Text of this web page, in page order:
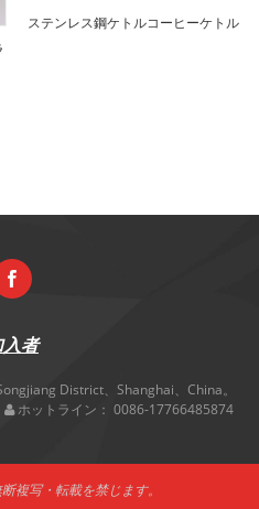
ステンレス鋼ケトルコーヒーケトル
者
District、Shanghai、China。
ホットライン： 0086-17766485874
複写・転載を禁じます。